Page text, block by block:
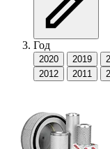
Год
2020 2019
2012
2011